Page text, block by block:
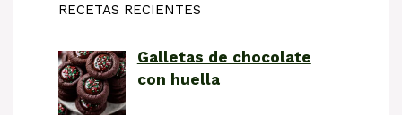
RECETAS RECIENTES
Galletas de chocolate
con huella